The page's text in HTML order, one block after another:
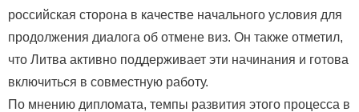
российская сторона в качестве начального условия для
продолжения диалога об отмене виз. Он также отметил,
что Литва активно поддерживает эти начинания и готова
включиться в совместную работу.
По мнению дипломата, темпы развития этого процесса в